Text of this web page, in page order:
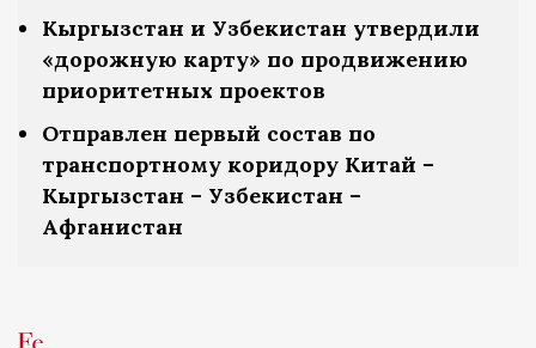
Кыргызстан и Узбекистан утвердили
«дорожную карту» по продвижению
приоритетных проектов
Отправлен первый состав по
транспортному коридору Китай –
Кыргызстан – Узбекистан –
Афганистан